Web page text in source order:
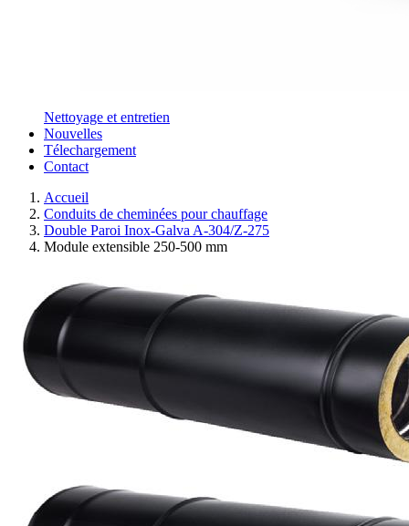
Nettoyage et entretien
Nouvelles
Télechargement
Contact
Accueil
Conduits de cheminées pour chauffage
Double Paroi Inox-Galva A-304/Z-275
Module extensible 250-500 mm